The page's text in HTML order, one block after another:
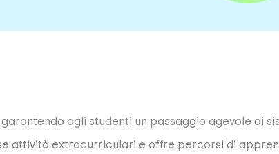
agli studenti un passaggio agevole ai
attività extracurriculari e offre percorsi di